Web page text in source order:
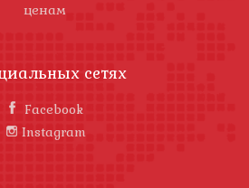
ценам
сетях
Facebook
Instagram